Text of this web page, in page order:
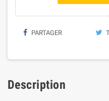
PARTAGER
Description